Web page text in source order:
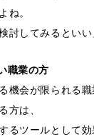
。
してみるといい
職業の方
機会が限られる
は、
るツールとして